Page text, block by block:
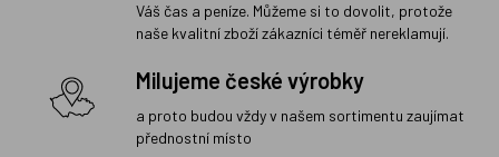
Váš čas a peníze. Můžeme si to dovolit, protože
naše kvalitní zboží zákazníci téměř nereklamují.
Milujeme české výrobky
a proto budou vždy v našem sortimentu zaujímat
přednostní místo